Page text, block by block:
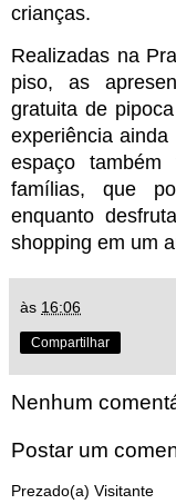
crianças.
Realizadas na
piso, as
gratuita de
experiência
espaço
famílias, que
enquanto
shopping em um
às 16:06
Compartilhar
Nenhum
Postar um
Prezado(a) Visitante